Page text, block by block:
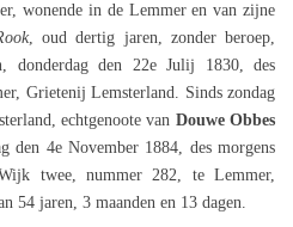
wonende in de Lemmer en van zijne
, oud dertig jaren, zonder beroep,
donderdag den 22e Julij 1830, des
Grietenij Lemsterland. Sinds zondag
echtgenoote van Douwe Obbes
den 4e November 1884, des morgens
twee, nummer 282, te Lemmer,
54 jaren, 3 maanden en 13 dagen.